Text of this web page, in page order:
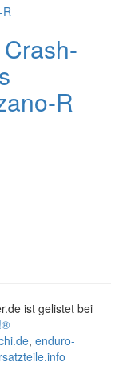
R
ist gelistet bei
, enduro-